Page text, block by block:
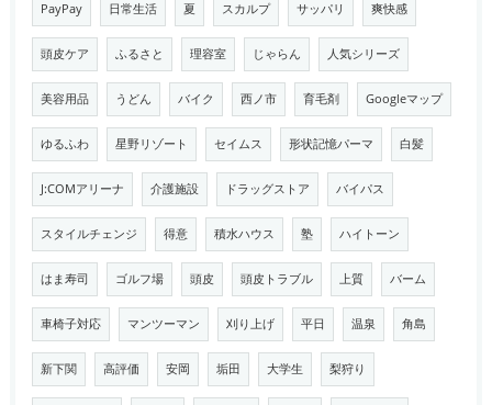
PayPay 日常生活 夏 スカルプ サッパリ 爽快感
頭皮ケア ふるさと 理容室 じゃらん 人気シリーズ
美容用品 うどん バイク 西ノ市 育毛剤 Googleマップ
ゆるふわ 星野リゾート セイムス 形状記憶パーマ 白髪
J:COMアリーナ 介護施設 ドラッグストア バイパス
スタイルチェンジ 得意 積水ハウス 塾 ハイトーン
はま寿司 ゴルフ場 頭皮 頭皮トラブル 上質 バーム
車椅子対応 マンツーマン 刈り上げ 平日 温泉 角島
新下関 高評価 安岡 垢田 大学生 梨狩り